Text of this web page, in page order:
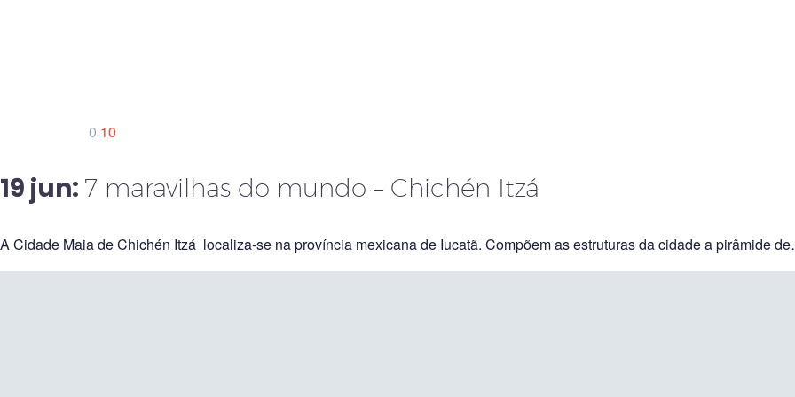
0 10
19 jun: 7 maravilhas do mundo – Chichén Itzá
A Cidade Maia de Chichén Itzá localiza-se na província mexicana de Iucatã. Compõem as estruturas da cidade a pirâmide